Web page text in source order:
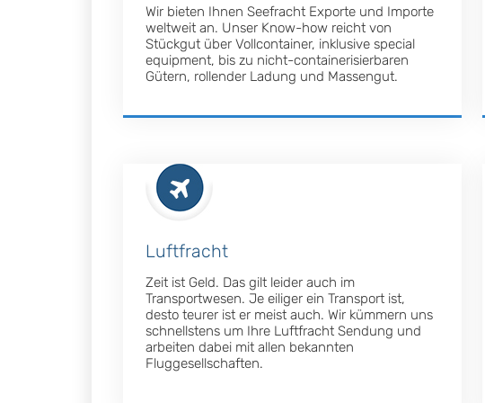
Wir bieten Ihnen Seefracht Exporte und Importe
weltweit an. Unser Know-how reicht von
Stückgut über Vollcontainer, inklusive special
equipment, bis zu nicht-containerisierbaren
Gütern, rollender Ladung und Massengut.
Luftfracht
Zeit ist Geld. Das gilt leider auch im
Transportwesen. Je eiliger ein Transport ist,
desto teurer ist er meist auch. Wir kümmern uns
schnellstens um Ihre Luftfracht Sendung und
arbeiten dabei mit allen bekannten
Fluggesellschaften.